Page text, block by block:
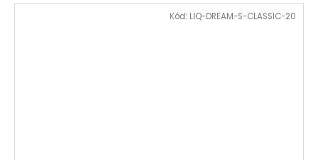
Kód: LIQ-DREAM-S-CLASSIC-20